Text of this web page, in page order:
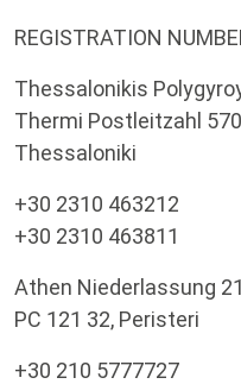
REGISTRATION
Thessalonikis
Thermi Postleitzahl
Thessaloniki
+30 2310 463212
+30 2310 463811
Athen Niederlassung
PC 121 32, Peristeri
+30 210 5777727